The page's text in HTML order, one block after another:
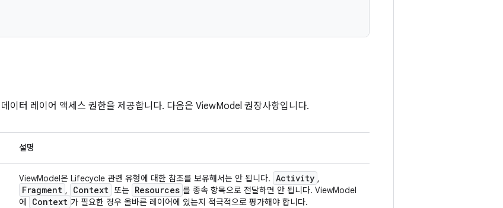
이터 레이어 액세스 권한을 제공합니다. 다음은 ViewModel 권장사항입니다.
설명
ViewModel은 Lifecycle 관련 유형에 대한 참조를 보유해서는 안 됩니다. Activity ,
Fragment , Context 또는 Resources 를 종속 항목으로 전달하면 안 됩니다. ViewModel
에
Context 가 필요한 경우 올바른 레이어에 있는지 적극적으로 평가해야 합니다.